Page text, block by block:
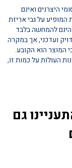
היצרנים ואינם
המופיע על גבי אריזת
הינם להמחשה בלבד
ועדכני, אך במקרה
המוצר הוא הקובע.
להזמנות העולות על כמות זו,
גם